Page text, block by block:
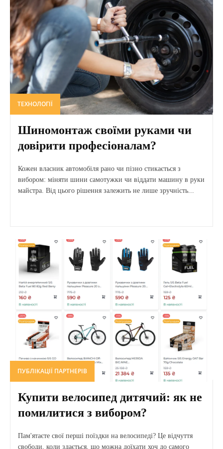
ТЕХНОЛОГІЇ
Шиномонтаж своїми руками чи
довірити професіоналам?
Кожен власник автомобіля рано чи пізно стикається з
вибором: міняти шини самотужки чи віддати машину в руки
майстра. Від цього рішення залежить не лише зручність...
ПУБЛІКАЦІЇ ПАРТНЕРІВ
Купити велосипед дитячий: як не
помилитися з вибором?
Пам'ятаєте свої перші поїздки на велосипеді? Це відчуття
свободи, коли здається, що можна доїхати хоч до самого